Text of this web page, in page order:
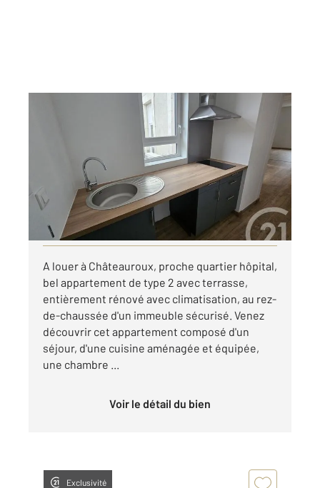
Appartement T2 à louer
540 €
par mois charges comprises
Visiter le site dédié
A louer à Châteauroux, proche quartier hôpital,
bel appartement de type 2 avec terrasse,
entièrement rénové avec climatisation, au rez-
de-chaussée d'un immeuble sécurisé. Venez
découvrir cet appartement composé d'un
séjour, d'une cuisine aménagée et équipée,
une chambre ...
Voir le détail du bien
Exclusivité